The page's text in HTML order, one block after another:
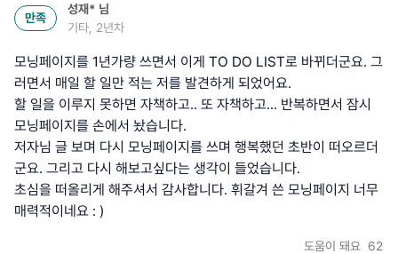
만족
성재* 님
기타, 2년차
모닝페이지를 1년가량 쓰면서 이게 TO DO LIST로 바뀌더군요. 그
러면서 매일 할 일만 적는 저를 발견하게 되었어요.
할 일을 이루지 못하면 자책하고.. 또 자책하고... 반복하면서 잠시
모닝페이지를 손에서 놨습니다.
저자님 글 보며 다시 모닝페이지를 쓰며 행복했던 초반이 떠오르더
군요. 그리고 다시 해보고싶다는 생각이 들었습니다.
초심을 떠올리게 해주셔서 감사합니다. 휘갈겨 쓴 모닝페이지 너무
매력적이네요 : )
도움이 돼요 62